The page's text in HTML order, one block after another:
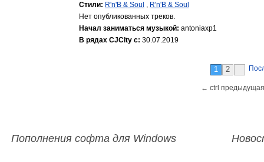
Стили: R'n'B & Soul , R'n'B & Soul
Нет опубликованных треков.
Начал заниматься музыкой: antoniaxp1
В рядах CJCity с: 30.07.2019
1 2
← ctrl
Пополнения софта для Windows